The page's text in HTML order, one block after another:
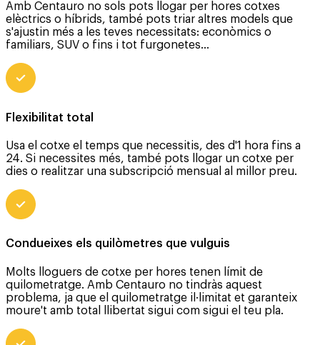
Amb Centauro no sols pots llogar per hores cotxes
elèctrics o híbrids, també pots triar altres models que
s'ajustin més a les teves necessitats: econòmics o
familiars, SUV o fins i tot furgonetes...
Flexibilitat total
Usa el cotxe el temps que necessitis, des d'1 hora fins a
24. Si necessites més, també pots llogar un cotxe per
dies o realitzar una subscripció mensual al millor preu.
Condueixes els quilòmetres que vulguis
Molts lloguers de cotxe per hores tenen límit de
quilometratge. Amb Centauro no tindràs aquest
problema, ja que el quilometratge il·limitat et garanteix
moure't amb total llibertat sigui com sigui el teu pla.